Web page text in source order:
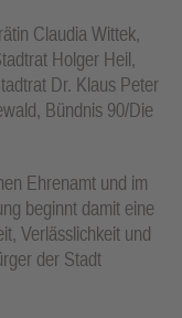
Claudia Wittek,
Holger Heil,
Dr. Klaus Peter
Bündnis 90/Die
Ehrenamt und im
beginnt damit eine
Verlässlichkeit und
der Stadt